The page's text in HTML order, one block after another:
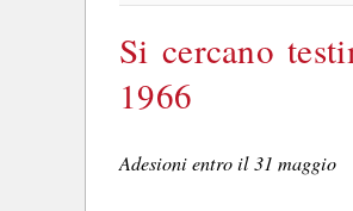
Si cercano
1966
Adesioni entro il 31 maggio